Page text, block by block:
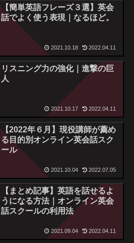
【簡単英語フレーズ３選】英会
話でよく使う表現｜なるほど。
2021.10.18 2022.04.11
リスニング力の強化｜進撃の巨
人
2021.10.17 2022.04.11
【2022年６月】現役講師が薦め
る目的別オンライン英会話スク
ール
2021.10.04 2022.07.05
【まとめ記事】英語を話せるよ
うになる方法｜オンライン英会
話スクールの利用法
2021.09.04 2022.04.11